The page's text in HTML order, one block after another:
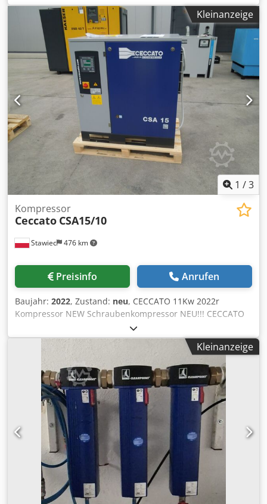
Ahrek Arbeitsdruck 10bar Kapazität ca. 470 l/min
Geräuschpegel 62 dB Spezieller Luftentfeuchter Lufttank
Kleinanzeige
1 /3
Stawiec 476 km
Kompressor
Ceccato CSA15/10
Preisinfo Anrufen
Baujahr: 2022, Zustand: neu, CECCATO 11Kw 2022r
Kompressor NEW Schraubenkompressor NEU!!! CECCATO
CSA15/10 G2 (ATLAS COPCO Schraubenstufe). Technische
Daten: Leistung:1,40 m3/min; 11 KW Motor; Druck 10 bar
Dcedpfx Aheiphyasrok Jahr der Herstellung: 2022
Kilometerstand;0!!! Kompressor voll funktionsfähig NEU!!!
wir bieten Service
Kleinanzeige